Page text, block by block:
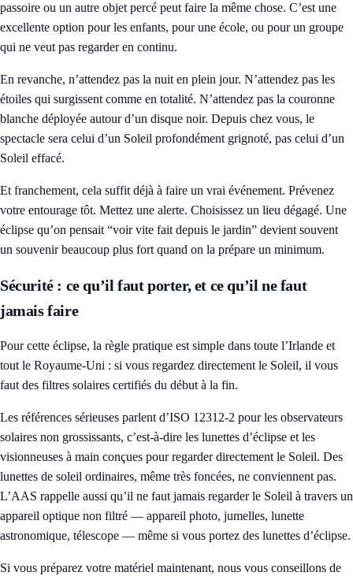
passoire ou un autre objet percé peut faire la même chose. C’est une
excellente option pour les enfants, pour une école, ou pour un groupe
qui ne veut pas regarder en continu.
En revanche, n’attendez pas la nuit en plein jour. N’attendez pas les
étoiles qui surgissent comme en totalité. N’attendez pas la couronne
blanche déployée autour d’un disque noir. Depuis chez vous, le
spectacle sera celui d’un Soleil profondément grignoté, pas celui d’un
Soleil effacé.
Et franchement, cela suffit déjà à faire un vrai événement. Prévenez
votre entourage tôt. Mettez une alerte. Choisissez un lieu dégagé. Une
éclipse qu’on pensait “voir vite fait depuis le jardin” devient souvent
un souvenir beaucoup plus fort quand on la prépare un minimum.
Sécurité : ce qu’il faut porter, et ce qu’il ne faut
jamais faire
Pour cette éclipse, la règle pratique est simple dans toute l’Irlande et
tout le Royaume-Uni : si vous regardez directement le Soleil, il vous
faut des filtres solaires certifiés du début à la fin.
Les références sérieuses parlent d’ISO 12312-2 pour les observateurs
solaires non grossissants, c’est-à-dire les lunettes d’éclipse et les
visionneuses à main conçues pour regarder directement le Soleil. Des
lunettes de soleil ordinaires, même très foncées, ne conviennent pas.
L’AAS rappelle aussi qu’il ne faut jamais regarder le Soleil à travers un
appareil optique non filtré — appareil photo, jumelles, lunette
astronomique, télescope — même si vous portez des lunettes d’éclipse.
Si vous préparez votre matériel maintenant, nous vous conseillons de